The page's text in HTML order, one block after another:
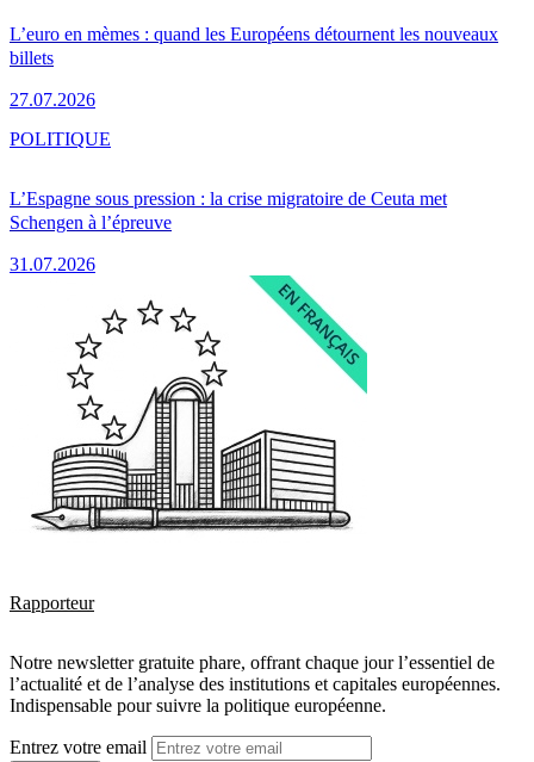
L’euro en mèmes : quand les Européens détournent les nouveaux
billets
27.07.2026
L’Espagne sous pression : la crise migratoire de Ceuta met
Schengen à l’épreuve
31.07.2026
POLITIQUE
Rapporteur
Notre newsletter gratuite phare, offrant chaque jour l’essentiel de
l’actualité et de l’analyse des institutions et capitales européennes.
Indispensable pour suivre la politique européenne.
Entrez votre email